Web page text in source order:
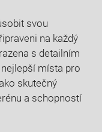
svou
na každý
s detailním
místa pro
skutečný
a schopností